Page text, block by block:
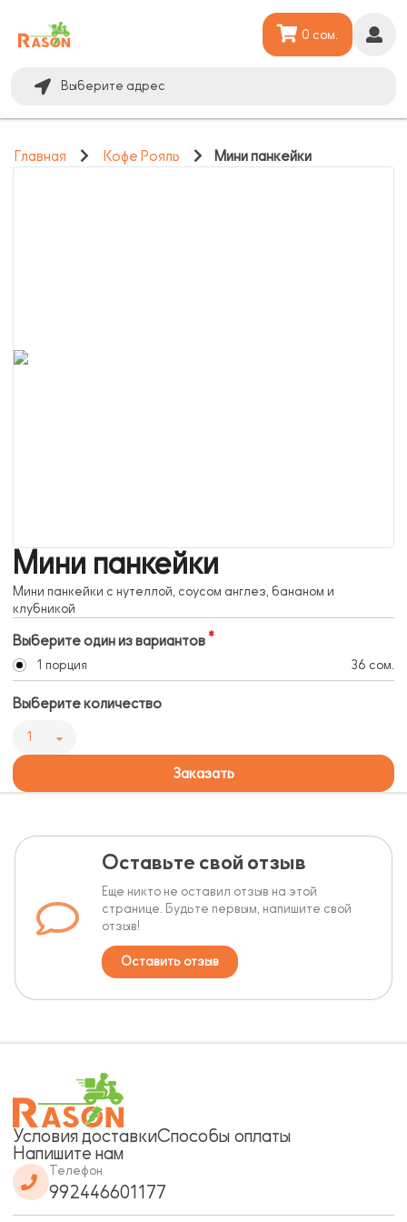
Выберите адрес
0 сом.
Главная Кофе Рояль Мини панкейки
Мини панкейки
Мини панкейки с нутеллой, соусом англез, бананом и
клубникой
Выберите один из вариантов
1 порция 36 сом.
Выберите количество
1
Заказать
Оставьте свой отзыв
Еще никто не оставил отзыв на этой
странице. Будьте первым, напишите свой
отзыв!
Оставить отзыв
Условия доставкиСпособы оплаты
Напишите нам
Телефон
992446601177